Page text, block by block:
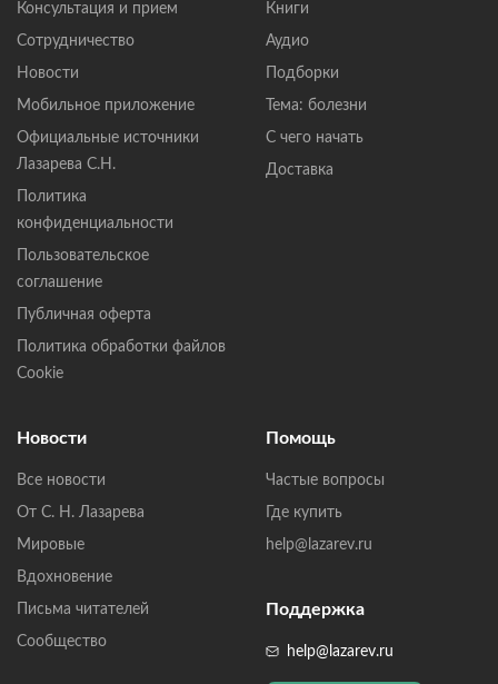
Консультация и прием
Сотрудничество
Новости
Мобильное приложение
Официальные источники
Лазарева С.Н.
Политика
конфиденциальности
Пользовательское
соглашение
Публичная оферта
Политика обработки файлов
Cookie
Книги
Аудио
Подборки
Тема: болезни
С чего начать
Доставка
Новости
Все новости
От С. Н. Лазарева
Мировые
Вдохновение
Письма читателей
Сообщество
Помощь
Частые вопросы
Где купить
help@lazarev.ru
Поддержка
help@lazarev.ru